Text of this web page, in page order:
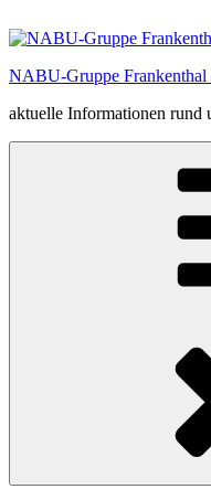
Inhalt
NABU-Gruppe Frankenthal
aktuelle Informationen rund